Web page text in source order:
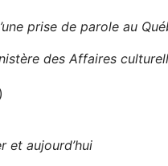
prise de parole au
des Affaires
et aujourd’hui